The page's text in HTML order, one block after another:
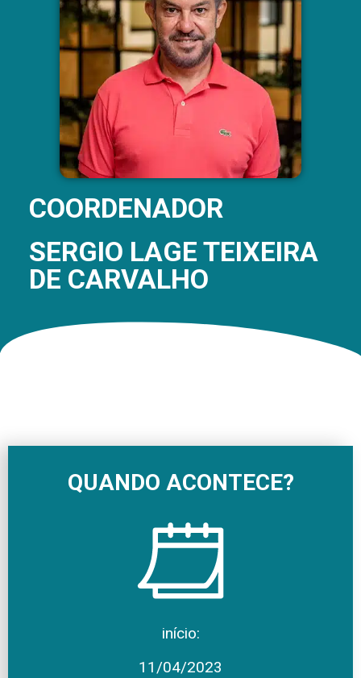
COORDENADOR
SERGIO LAGE TEIXEIRA
DE CARVALHO
QUANDO ACONTECE?
início:
11/04/2023